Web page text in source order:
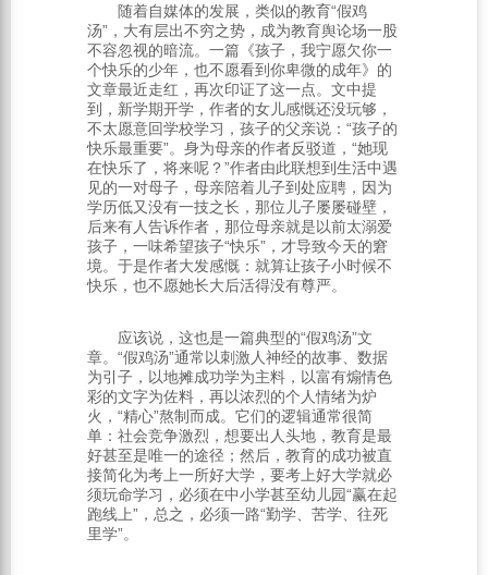
随着自媒体的发展，类似的教育“假鸡
汤”，大有层出不穷之势，成为教育舆论场一股
不容忽视的暗流。一篇《孩子，我宁愿欠你一
个快乐的少年，也不愿看到你卑微的成年》的
文章最近走红，再次印证了这一点。文中提
到，新学期开学，作者的女儿感慨还没玩够，
不太愿意回学校学习，孩子的父亲说：“孩子的
快乐最重要”。身为母亲的作者反驳道，“她现
在快乐了，将来呢？”作者由此联想到生活中遇
见的一对母子，母亲陪着儿子到处应聘，因为
学历低又没有一技之长，那位儿子屡屡碰壁，
后来有人告诉作者，那位母亲就是以前太溺爱
孩子，一味希望孩子“快乐”，才导致今天的窘
境。于是作者大发感慨：就算让孩子小时候不
快乐，也不愿她长大后活得没有尊严。
应该说，这也是一篇典型的“假鸡汤”文
章。“假鸡汤”通常以刺激人神经的故事、数据
为引子，以地摊成功学为主料，以富有煽情色
彩的文字为佐料，再以浓烈的个人情绪为炉
火，“精心”熬制而成。它们的逻辑通常很简
单：社会竞争激烈，想要出人头地，教育是最
好甚至是唯一的途径；然后，教育的成功被直
接简化为考上一所好大学，要考上好大学就必
须玩命学习，必须在中小学甚至幼儿园“赢在起
跑线上”，总之，必须一路“勤学、苦学、往死
里学”。